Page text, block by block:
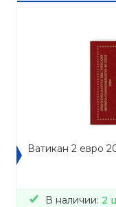
Ватикан 2 евро
В наличии: 2